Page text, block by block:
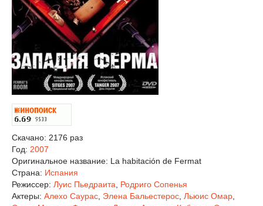
Скачано: 2176 раз
Год: 2007
Оригинальное название: La habitación de Fermat
Страна: Испания
Режиссер: Луис Пьедраита
Родриго Сопенья
Актеры: Алехо Саурас Элена Бальестерос Льюис Омар